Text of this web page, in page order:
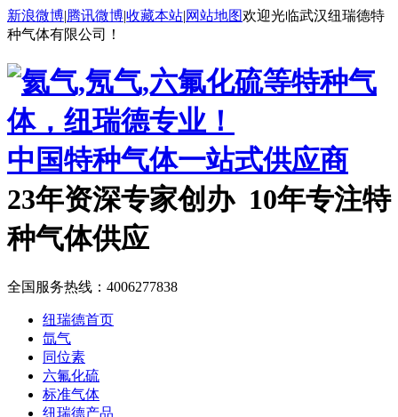
新浪微博|腾讯微博|收藏本站|网站地图欢迎光临武汉纽瑞德特
种气体有限公司！
中国特种气体一站式供应商
23年资深专家创办 10年专注特
种气体供应
全国服务热线： 4006277838
纽瑞德首页
氙气
同位素
六氟化硫
标准气体
纽瑞德产品